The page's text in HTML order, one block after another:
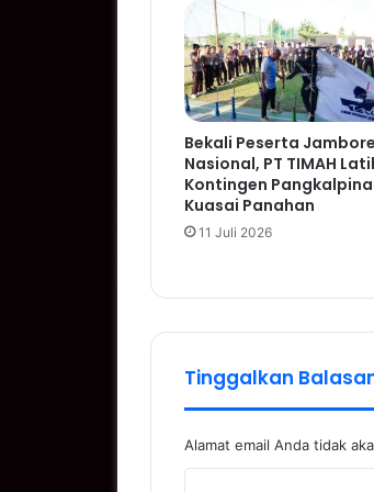
Bekali Peserta Jambore
Nasional, PT TIMAH
Kontingen
Kuasai Panahan
11 Juli 2026
Tinggalkan
Alamat email Anda tidak